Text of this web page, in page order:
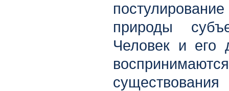
природы
Человек и его